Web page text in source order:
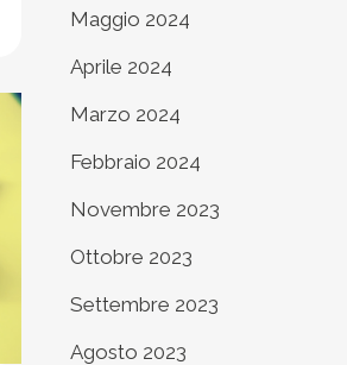
Maggio 2024
Aprile 2024
Marzo 2024
Febbraio 2024
Novembre 2023
Ottobre 2023
Settembre 2023
Agosto 2023